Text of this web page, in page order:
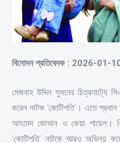
বিনোদন প্রতিবেদক : 2026-01-
মেজবাহ উদ্দিন সুমনের চিত্রনাট্যে
করেন নাটক ‘কোটিপতি’। এতে
আহমেদ জোভান ও কেয়া পায়েল।
‘কোটিপতি’ নাটকে আরও অভিনয়